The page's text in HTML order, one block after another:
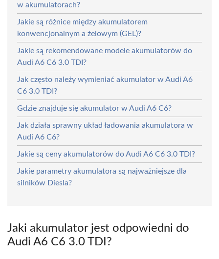
w akumulatorach?
Jakie są różnice między akumulatorem
konwencjonalnym a żelowym (GEL)?
Jakie są rekomendowane modele akumulatorów do
Audi A6 C6 3.0 TDI?
Jak często należy wymieniać akumulator w Audi A6
C6 3.0 TDI?
Gdzie znajduje się akumulator w Audi A6 C6?
Jak działa sprawny układ ładowania akumulatora w
Audi A6 C6?
Jakie są ceny akumulatorów do Audi A6 C6 3.0 TDI?
Jakie parametry akumulatora są najważniejsze dla
silników Diesla?
Jaki akumulator jest odpowiedni do
Audi A6 C6 3.0 TDI?